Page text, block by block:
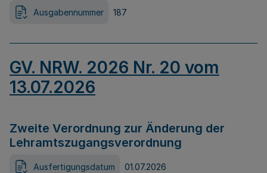
Ausgabennummer 187
GV. NRW. 2026 Nr. 20 vom
13.07.2026
Zweite Verordnung zur Änderung der
Lehramtszugangsverordnung
Ausfertigungsdatum 01.07.2026